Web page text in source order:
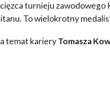
turnieju zawodowego
To wielokrotny
temat karieryTomasza